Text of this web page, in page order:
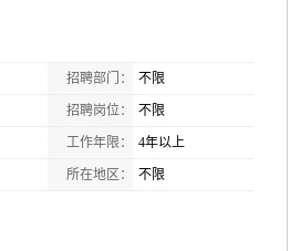
招聘部门： 不限
招聘岗位： 不限
工作年限： 4年以上
所在地区： 不限